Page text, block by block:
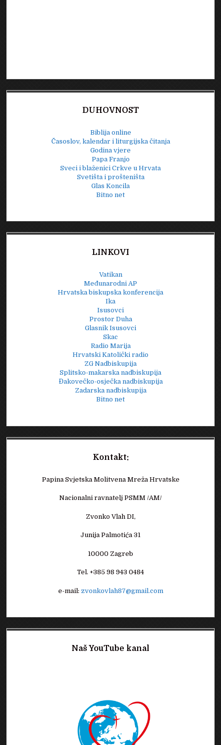
DUHOVNOST
Biblija online
Časoslov, kalendar i liturgijska čitanja
Godina vjere
Papa Franjo
Sveci i blaženici Crkve u Hrvata
Svetišta i prošteništa
Glas Koncila
Bitno net
LINKOVI
Vatikan
Međunarodni AP
Hrvatska biskupska konferencija
Ika
Isusovci
Prostor Duha
Glasnik Isusovci
Skac
Radio Marija
Hrvatski Katolički radio
ZG Nadbiskupija
Splitsko-makarska nadbiskupija
Đakovečko-osječka nadbiskupija
Zadarska nadbiskupija
Bitno net
Kontakt:
Papina Svjetska Molitvena Mreža Hrvatske
Nacionalni ravnatelj PSMM /AM/
Zvonko Vlah DI,
Junija Palmotića 31
10000 Zagreb
Tel. +385 98 943 0484
e-mail: zvonkovlah87@gmail.com
Naš YouTube kanal